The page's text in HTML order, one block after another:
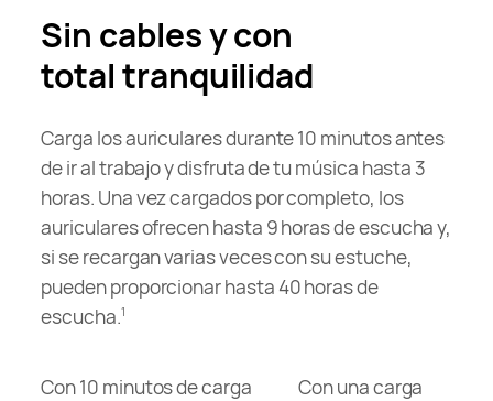
Sin cables y con
total tranquilidad
Carga los auriculares durante 10 minutos antes
de ir al trabajo y disfruta de tu música hasta 3
horas. Una vez cargados por completo, los
auriculares ofrecen hasta 9 horas de escucha y,
si se recargan varias veces con su estuche,
pueden proporcionar hasta 40 horas de
escucha.1
Con 10 minutos de carga
Con una carga